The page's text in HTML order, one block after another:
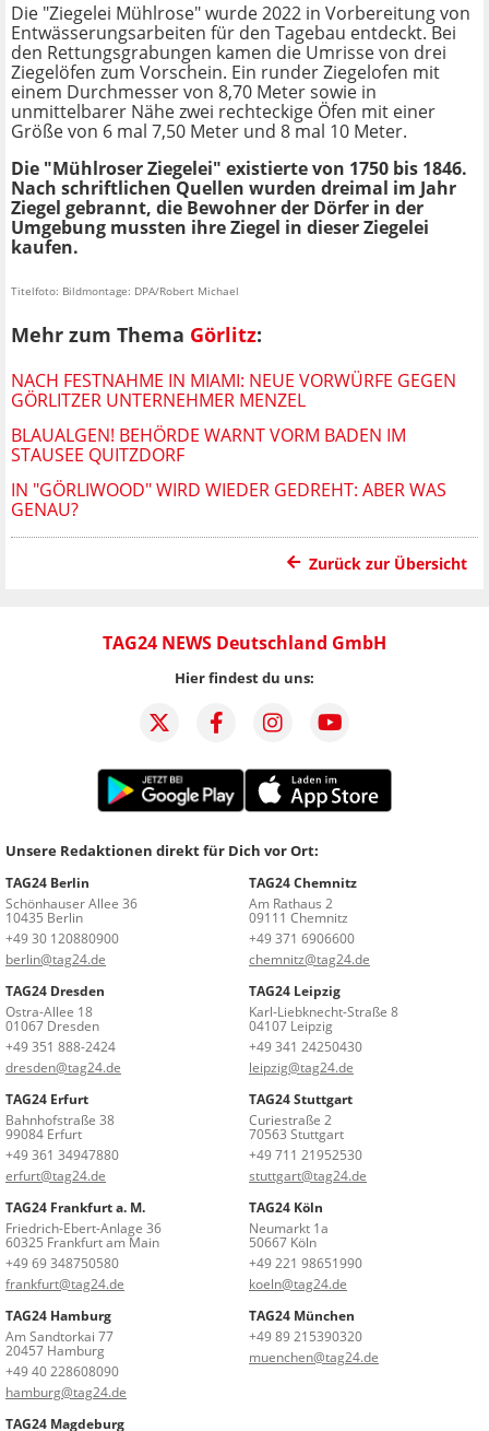
Die "Ziegelei Mühlrose" wurde 2022 in Vorbereitung von
Entwässerungsarbeiten für den Tagebau entdeckt. Bei
den Rettungsgrabungen kamen die Umrisse von drei
Ziegelöfen zum Vorschein. Ein runder Ziegelofen mit
einem Durchmesser von 8,70 Meter sowie in
unmittelbarer Nähe zwei rechteckige Öfen mit einer
Größe von 6 mal 7,50 Meter und 8 mal 10 Meter.
Die "Mühlroser Ziegelei" existierte von 1750 bis 1846.
Nach schriftlichen Quellen wurden dreimal im Jahr
Ziegel gebrannt, die Bewohner der Dörfer in der
Umgebung mussten ihre Ziegel in dieser Ziegelei
kaufen.
Titelfoto: Bildmontage: DPA/Robert Michael
Mehr zum Thema Görlitz:
NACH FESTNAHME IN MIAMI: NEUE VORWÜRFE GEGEN
GÖRLITZER UNTERNEHMER MENZEL
BLAUALGEN! BEHÖRDE WARNT VORM BADEN IM
STAUSEE QUITZDORF
IN "GÖRLIWOOD" WIRD WIEDER GEDREHT: ABER WAS
GENAU?
Zurück zur Übersicht
TAG24 NEWS Deutschland GmbH
Hier findest du uns:
Unsere Redaktionen direkt für Dich vor Ort:
TAG24 Berlin
Schönhauser Allee 36
10435 Berlin
+49 30 120880900
berlin@tag24.de
TAG24 Chemnitz
Am Rathaus 2
09111 Chemnitz
+49 371 6906600
chemnitz@tag24.de
TAG24 Dresden
Ostra-Allee 18
01067 Dresden
+49 351 888-2424
dresden@tag24.de
TAG24 Leipzig
Karl-Liebknecht-Straße 8
04107 Leipzig
+49 341 24250430
leipzig@tag24.de
TAG24 Erfurt
Bahnhofstraße 38
99084 Erfurt
+49 361 34947880
erfurt@tag24.de
TAG24 Stuttgart
Curiestraße 2
70563 Stuttgart
+49 711 21952530
stuttgart@tag24.de
TAG24 Frankfurt a. M.
Friedrich-Ebert-Anlage 36
60325 Frankfurt am Main
+49 69 348750580
frankfurt@tag24.de
TAG24 Köln
Neumarkt 1a
50667 Köln
+49 221 98651990
koeln@tag24.de
TAG24 Hamburg
Am Sandtorkai 77
20457 Hamburg
+49 40 228608090
hamburg@tag24.de
TAG24 München
+49 89 215390320
muenchen@tag24.de
TAG24 Magdeburg